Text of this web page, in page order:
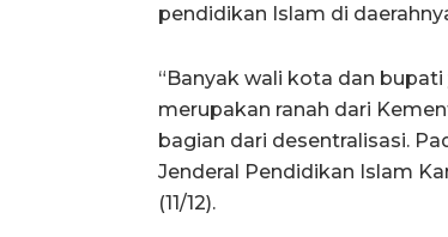
pendidikan Islam di
“Banyak wali kota dan
merupakan ranah dari
bagian dari desentralisasi.
Jenderal Pendidikan Islam
(11/12).